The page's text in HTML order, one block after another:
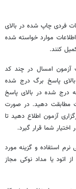
فردی چاپ شده در بالای
موارد خواسته شده
کنند.
آزمون امسال در چند کد
پاسخ برگ درج شده
درج شده در بالای پاسخ
مطابقت دهید. در صورت
آزمون اطلاع دهید تا
شما قرار گیرد.
استفاده و گزینه مورد
اتود یا مداد نوکی مجاز